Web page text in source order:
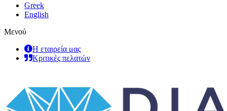
Greek
English
Μενού
Η εταιρεία μας
Κριτικές πελατών